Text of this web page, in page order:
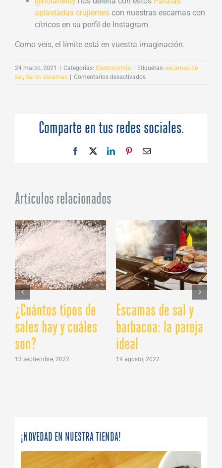
aplastadas crujientes con nuestras escamas con
cítricos en su perfil de Instagram
Como veis, el límite está en vuestra imaginación.
24 marzo, 2021 | Categorías: Gastronomía | Etiquetas: escamas de
sal Sal en escamas | Comentarios desactivadosen
la
en
escamas
Comparte en tus redes sociales.
Facebook LinkedInPinterestCorreo
Artículos relacionados
¿Cuántos tipos de
sales hay y cuáles
son?
13 septiembre, 2022
Escamas de sal y
barbacoa: la pareja
ideal
19 agosto, 2022
¡NOVEDAD EN NUESTRA TIENDA!